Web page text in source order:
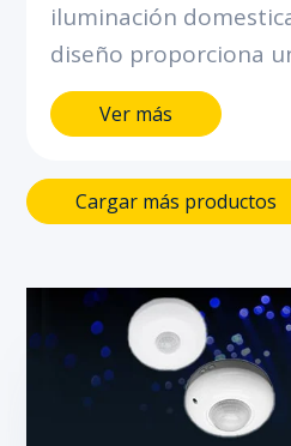
iluminación
diseño proporciona una mejor
iluminación interior.
90% de energía
Ver más
Cargar más productos